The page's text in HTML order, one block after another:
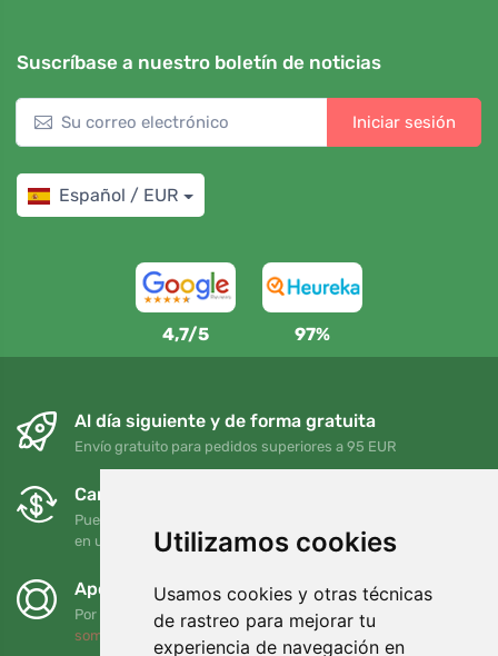
Utilizamos cookies
Usamos cookies y otras técnicas
de rastreo para mejorar tu
experiencia de navegación en
Suscríbase a nuestro boletín de noticias
Iniciar sesión
Español / EUR
4,7/5 97%
Al día siguiente y de forma gratuita
Envío gratuito para pedidos superiores a 95 EUR
Cambios y devoluciones gratuitos
Puede devolver o cambiar su pedido en cualquier momento
en un plazo de 90 días
Apoyamos a Trees.org
Por cada pedido plantamos un árbol. Leer más
somos